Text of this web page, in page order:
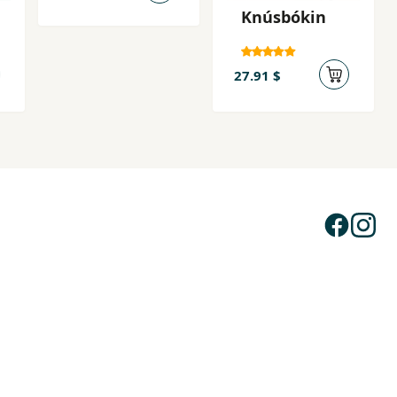
Knúsbókin
27.91 $